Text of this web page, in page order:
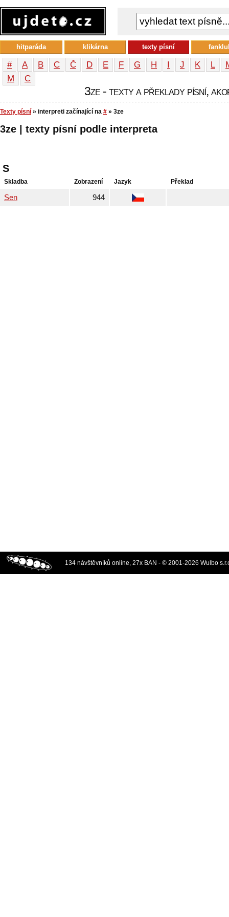
# A B C Č D E F G H I J K L
М
С
3ze - texty a překlady písní,
Texty písní » interpreti začínající na # » 3ze
3ze | texty písní podle interpreta
S
Skladba Zobrazení Jazyk Překlad
Sen 944
hitparáda klikárna texty písní
134 návštěvníků online, 27x BAN - © 2001-2026 Wulbo